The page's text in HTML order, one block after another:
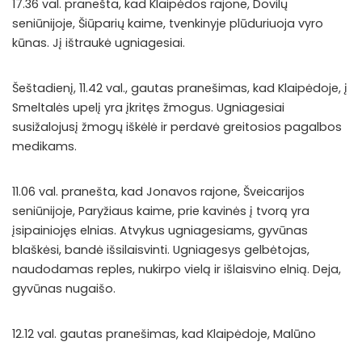
17.36 val. pranešta, kad Klaipėdos rajone, Dovilų
seniūnijoje, Šiūparių kaime, tvenkinyje plūduriuoja vyro
kūnas. Jį ištraukė ugniagesiai.
Šeštadienį, 11.42 val., gautas pranešimas, kad Klaipėdoje, į
Smeltalės upelį yra įkritęs žmogus. Ugniagesiai
susižalojusį žmogų iškėlė ir perdavė greitosios pagalbos
medikams.
11.06 val. pranešta, kad Jonavos rajone, Šveicarijos
seniūnijoje, Paryžiaus kaime, prie kavinės į tvorą yra
įsipainiojęs elnias. Atvykus ugniagesiams, gyvūnas
blaškėsi, bandė išsilaisvinti. Ugniagesys gelbėtojas,
naudodamas reples, nukirpo vielą ir išlaisvino elnią. Deja,
gyvūnas nugaišo.
12.12 val. gautas pranešimas, kad Klaipėdoje, Malūno